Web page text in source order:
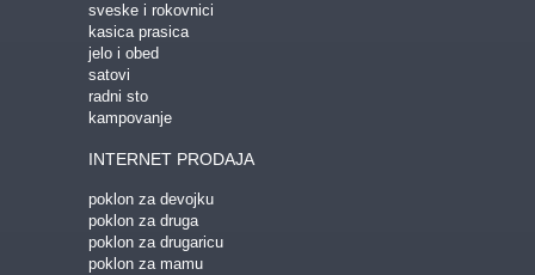
sveske i rokovnici
kasica prasica
jelo i obed
satovi
radni sto
kampovanje
INTERNET PRODAJA
poklon za devojku
poklon za druga
poklon za drugaricu
poklon za mamu